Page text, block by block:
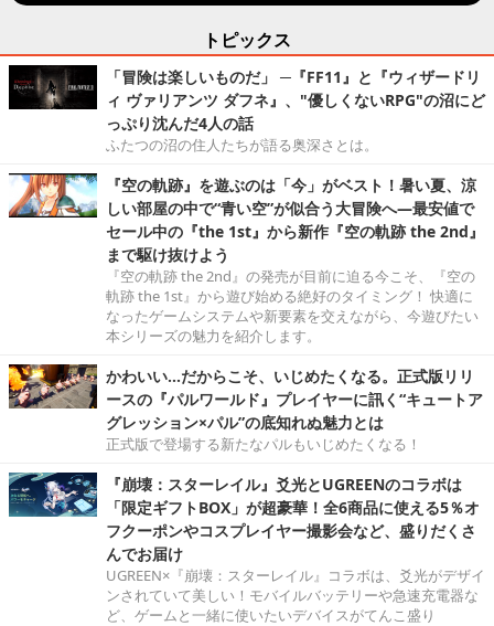
トピックス
「冒険は楽しいものだ」 ─『FF11』と『ウィザードリ
ィ ヴァリアンツ ダフネ』、"優しくないRPG"の沼にど
っぷり沈んだ4人の話
ふたつの沼の住人たちが語る奥深さとは。
『空の軌跡』を遊ぶのは「今」がベスト！暑い夏、涼
しい部屋の中で“青い空”が似合う大冒険へ―最安値で
セール中の『the 1st』から新作『空の軌跡 the 2nd』
まで駆け抜けよう
『空の軌跡 the 2nd』の発売が目前に迫る今こそ、『空の
軌跡 the 1st』から遊び始める絶好のタイミング！ 快適に
なったゲームシステムや新要素を交えながら、今遊びたい
本シリーズの魅力を紹介します。
かわいい…だからこそ、いじめたくなる。正式版リリ
ースの『パルワールド』プレイヤーに訊く“キュートア
グレッション×パル”の底知れぬ魅力とは
正式版で登場する新たなパルもいじめたくなる！
『崩壊：スターレイル』爻光とUGREENのコラボは
「限定ギフトBOX」が超豪華！全6商品に使える5％オ
フクーポンやコスプレイヤー撮影会など、盛りだくさ
んでお届け
UGREEN×『崩壊：スターレイル』コラボは、爻光がデザイ
ンされていて美しい！モバイルバッテリーや急速充電器な
ど、ゲームと一緒に使いたいデバイスがてんこ盛り